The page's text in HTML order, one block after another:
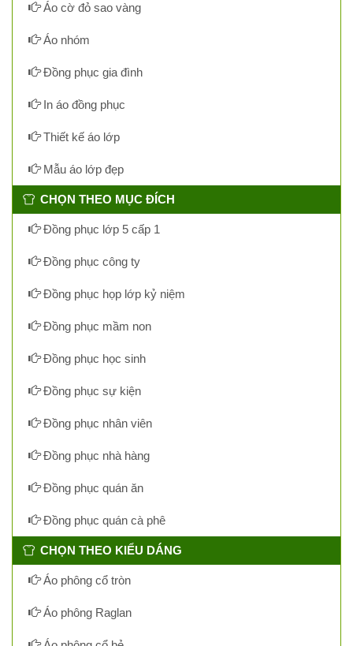
Áo cờ đỏ sao vàng
Áo nhóm
Đồng phục gia đình
In áo đồng phục
Thiết kế áo lớp
Mẫu áo lớp đẹp
CHỌN THEO MỤC ĐÍCH
Đồng phục lớp 5 cấp 1
Đồng phục công ty
Đồng phục họp lớp kỷ niệm
Đồng phục mầm non
Đồng phục học sinh
Đồng phục sự kiện
Đồng phục nhân viên
Đồng phục nhà hàng
Đồng phục quán ăn
Đồng phục quán cà phê
CHỌN THEO KIỂU DÁNG
Áo phông cổ tròn
Áo phông Raglan